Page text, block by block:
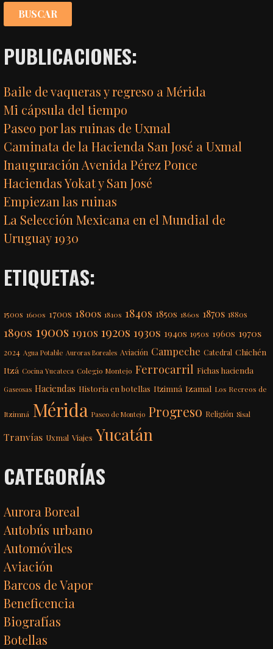
PUBLICACIONES:
Baile de vaqueras y regreso a Mérida
Mi cápsula del tiempo
Paseo por las ruinas de Uxmal
Caminata de la Hacienda San José a Uxmal
Inauguración Avenida Pérez Ponce
Haciendas Yokat y San José
Empiezan las ruinas
La Selección Mexicana en el Mundial de
Uruguay 1930
ETIQUETAS:
1500s 1600s 1700s 1800s 1810s 1840s 1850s 1860s 1870s 1880s
1890s 1900s 1910s 1920s 1930s 1940s 1950s 1960s 1970s
2024 Agua Potable Auroras Boreales Aviación Campeche Catedral Chichén
Itzá Cocina Yucateca Colegio Montejo Ferrocarril Fichas hacienda
Gaseosas Haciendas Historia en botellas Itzimná Izamal Los Recreos de
Itzimná Mérida Paseo de Montejo Progreso Religión Sisal
Tranvías Uxmal Viajes Yucatán
CATEGORÍAS
Aurora Boreal
Autobús urbano
Automóviles
Aviación
Barcos de Vapor
Beneficencia
Biografías
Botellas